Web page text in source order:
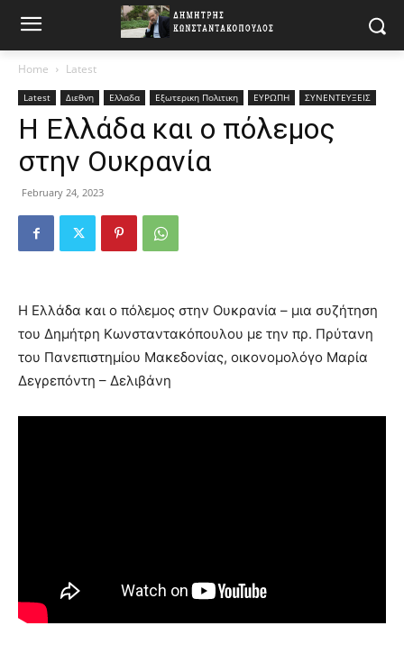
Home Latest
Latest Διεθνη Ελλαδα Εξωτερικη Πολιτικη ΕΥΡΩΠΗ ΣΥΝΕΝΤΕΥΞΕΙΣ
Η Ελλάδα και ο πόλεμος
στην Ουκρανία
February 24, 2023
Η Ελλάδα και ο πόλεμος στην Ουκρανία – μια συζήτηση
του Δημήτρη Κωνσταντακόπουλου με την πρ. Πρύτανη
τoυ Πανεπιστημίου Μακεδονίας, οικονομολόγο Μαρία
Δεγρεπόντη – Δελιβάνη